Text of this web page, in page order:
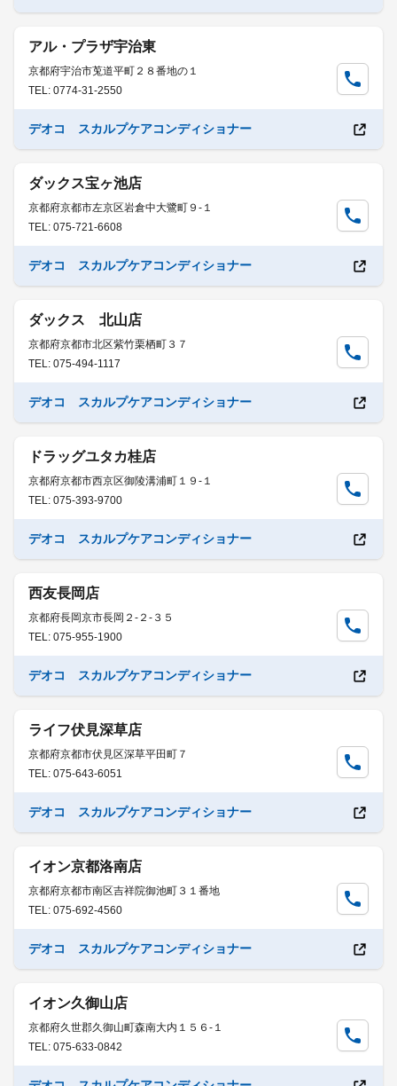
アル・プラザ宇治東
京都府宇治市莵道平町２８番地の１
TEL: 0774-31-2550
デオコ スカルプケアコンディショナー
ダックス宝ヶ池店
京都府京都市左京区岩倉中大鷺町９-１
TEL: 075-721-6608
デオコ スカルプケアコンディショナー
ダックス 北山店
京都府京都市北区紫竹栗栖町３７
TEL: 075-494-1117
デオコ スカルプケアコンディショナー
ドラッグユタカ桂店
京都府京都市西京区御陵溝浦町１９-１
TEL: 075-393-9700
デオコ スカルプケアコンディショナー
西友長岡店
京都府長岡京市長岡２-２-３５
TEL: 075-955-1900
デオコ スカルプケアコンディショナー
ライフ伏見深草店
京都府京都市伏見区深草平田町７
TEL: 075-643-6051
デオコ スカルプケアコンディショナー
イオン京都洛南店
京都府京都市南区吉祥院御池町３１番地
TEL: 075-692-4560
デオコ スカルプケアコンディショナー
イオン久御山店
京都府久世郡久御山町森南大内１５６-１
TEL: 075-633-0842